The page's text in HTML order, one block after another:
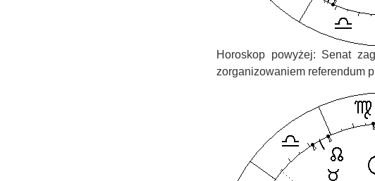
Horoskop powyżej: Senat
zorganizowaniem referendum